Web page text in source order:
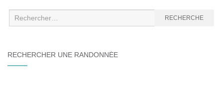
Recherche
:
RECHERCHE
RECHERCHER UNE RANDONNÉE